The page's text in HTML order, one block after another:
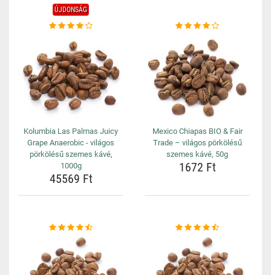
ÚJDONSÁG
Kolumbia Las Palmas Juicy
Grape Anaerobic - világos
pörkölésű szemes kávé,
1000g
45569 Ft
Mexico Chiapas BIO & Fair
Trade – világos pörkölésű
szemes kávé, 50g
1672 Ft